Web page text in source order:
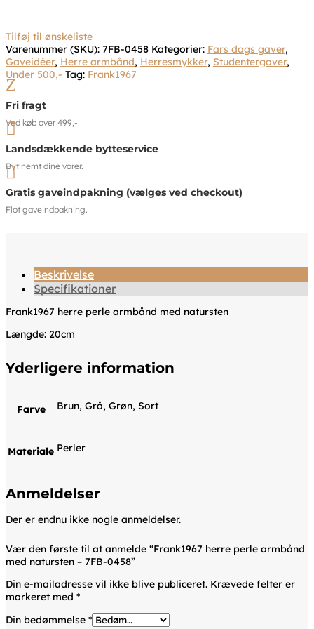
Tilføj til ønskeliste
Varenummer (SKU): 7FB-0458 Kategorier: Fars dags gaver,
Gaveidéer, Herre armbånd, Herresmykker, Studentergaver,
Under 500,- Tag: Frank1967
Z
Fri fragt
Ved køb over 499,-

Landsdækkende bytteservice
Byt nemt dine varer.

Gratis gaveindpakning (vælges ved checkout)
Flot gaveindpakning.
Beskrivelse
Specifikationer
Frank1967 herre perle armbånd med natursten
Længde: 20cm
Yderligere information
Farve Brun, Grå, Grøn, Sort
Materiale Perler
Anmeldelser
Der er endnu ikke nogle anmeldelser.
Vær den første til at anmelde “Frank1967 herre perle armbånd
med natursten – 7FB-0458”
Din e-mailadresse vil ikke blive publiceret. Krævede felter er
markeret med *
Din bedømmelse *